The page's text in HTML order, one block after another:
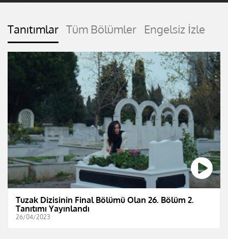
Tanıtımlar Tüm Bölümler Engelsiz İzle
Tuzak Dizisinin Final Bölümü Olan 26. Bölüm 2.
Tanıtımı Yayınlandı
26/04/2023